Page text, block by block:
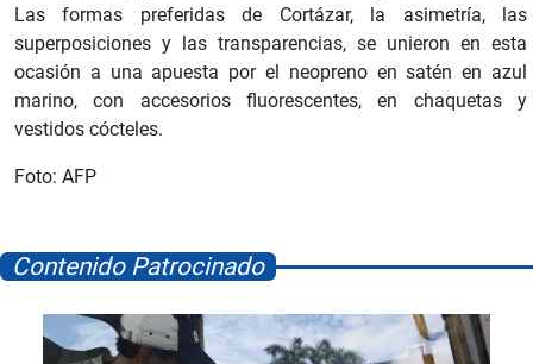
Las formas preferidas de Cortázar, la asimetría, las
superposiciones y las transparencias, se unieron en esta
ocasión a una apuesta por el neopreno en satén en azul
marino, con accesorios fluorescentes, en chaquetas y
vestidos cócteles.
Foto: AFP
Contenido Patrocinado